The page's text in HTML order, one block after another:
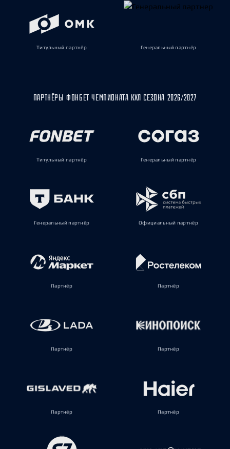
Титульный партнёр Генеральный партнёр
ПАРТНЁРЫ ФОНБЕТ ЧЕМПИОНАТА КХЛ СЕЗОНА 2026/2027
Титульный партнёр Генеральный партнёр
Генеральный партнёр Официальный партнёр
Партнёр Партнёр
Партнёр Партнёр
Партнёр Партнёр